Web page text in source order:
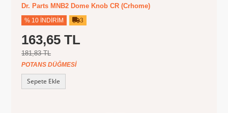
Dr. Parts MNB2 Dome Knob CR (Crhome)
% 10 İNDIRIM 3
163,65 TL
181,83 TL
POTANS DÜĞMESI
Sepete Ekle